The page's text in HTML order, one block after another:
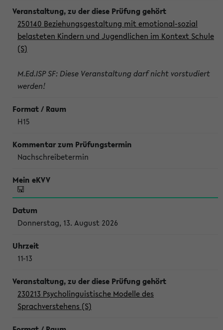
250140 Beziehungsgestaltung mit emotional-sozial
belasteten Kindern und Jugendlichen im Kontext Schule
(S)
M.Ed.ISP SF: Diese Veranstaltung darf nicht vorstudiert
werden!
H15
Nachschreibetermin
Donnerstag, 13. August 2026
11-13
230213 Psycholinguistische Modelle des
Sprachverstehens (S)